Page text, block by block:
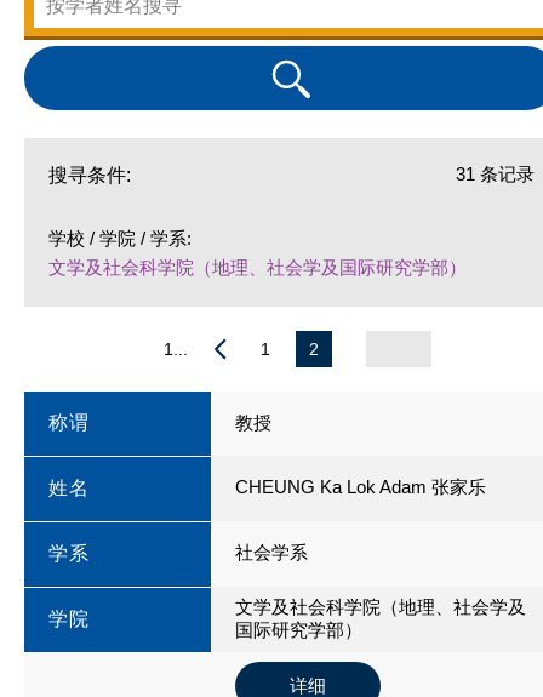
搜寻条件: 31 条记录
学校 / 学院 / 学系:
文学及社会科学院（地理、社会学及国际研究学部）
1... 1 2
称谓 教授
姓名 CHEUNG Ka Lok Adam 张家乐
学系 社会学系
学院
文学及社会科学院（地理、社会学及
国际研究学部）
详细